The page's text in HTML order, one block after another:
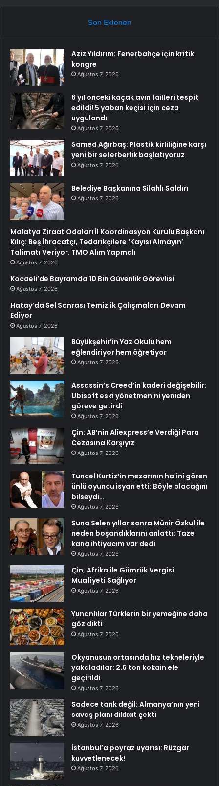
Son Eklenen
Aziz Yıldırım: Fenerbahçe için kritik
kongre
Ağustos 7, 2026
6 yıl önceki kaçak avın failleri tespit
edildi! 5 yaban keçisi için ceza
uygulandı
Ağustos 7, 2026
Samed Ağırbaş: Plastik kirliliğine karşı
yeni bir seferberlik başlatıyoruz
Ağustos 7, 2026
Belediye Başkanına Silahlı Saldırı
Ağustos 7, 2026
Malatya Ziraat Odaları İl Koordinasyon Kurulu Başkanı
Kılıç: Beş İhracatçı, Tedarikçilere ‘Kayısı Almayın’
Talimatı Veriyor. TMO Alım Yapmalı
Ağustos 7, 2026
Kocaeli’de Bayramda 10 Bin Güvenlik Görevlisi
Ağustos 7, 2026
Hatay’da Sel Sonrası Temizlik Çalışmaları Devam
Ediyor
Ağustos 7, 2026
Büyükşehir’in Yaz Okulu hem
eğlendiriyor hem öğretiyor
Ağustos 7, 2026
Assassin’s Creed’in kaderi değişebilir:
Ubisoft eski yönetmenini yeniden
göreve getirdi
Ağustos 7, 2026
Çin: AB’nin Aliexpress’e Verdiği Para
Cezasına Karşıyız
Ağustos 7, 2026
Tuncel Kurtiz’in mezarının halini gören
ünlü oyuncu isyan etti: Böyle olacağını
bilseydi…
Ağustos 7, 2026
Suna Selen yıllar sonra Münir Özkul ile
neden boşandıklarını anlattı: Taze
kana ihtiyacım var dedi
Ağustos 7, 2026
Çin, Afrika ile Gümrük Vergisi
Muafiyeti Sağlıyor
Ağustos 7, 2026
Yunanlılar Türklerin bir yemeğine daha
göz dikti
Ağustos 7, 2026
Okyanusun ortasında hız tekneleriyle
yakaladılar: 2.6 ton kokain ele
geçirildi
Ağustos 7, 2026
Sadece tank değil: Almanya’nın yeni
savaş planı dikkat çekti
Ağustos 7, 2026
İstanbul’a poyraz uyarısı: Rüzgar
kuvvetlenecek!
Ağustos 7, 2026